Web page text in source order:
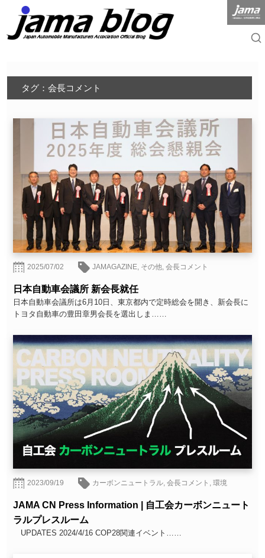
タグ：会長コメント
2025/07/02 JAMAGAZINE その他 ,会長コメント
日本自動車会議所 新会長就任
日本自動車会議所は6月10日、東京都内で定時総会を開き、新会長に
トヨタ自動車の豊田章男会長を選出しま……
2023/09/19 カーボンニュートラル,会長コメント ,環境
JAMA CN Press Information | 自工会カーボンニュート
ラルプレスルーム
UPDATES 2024/4/16 COP28関連イベント……